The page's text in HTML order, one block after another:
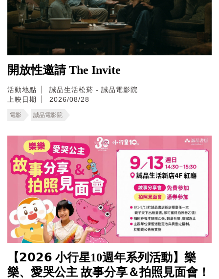
開放性邀請 The Invite
活動地點
誠品生活松菸 - 誠品電影院
上映日期
2026/08/28
電影 誠品電影院
【𝟮𝟬𝟮𝟲 小行星10週年系列活動】樂
樂、愛哭公主 故事分享＆拍照見面會！